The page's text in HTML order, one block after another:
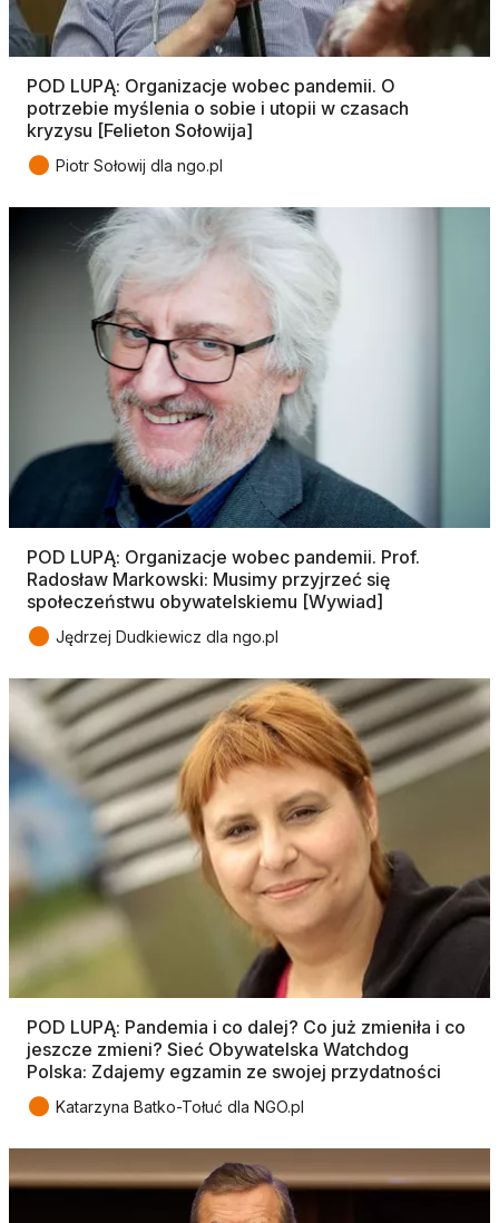
POD LUPĄ: Organizacje wobec pandemii. O
potrzebie myślenia o sobie i utopii w czasach
kryzysu [Felieton Sołowija]
● Piotr Sołowij dla ngo.pl
POD LUPĄ: Organizacje wobec pandemii. Prof.
Radosław Markowski: Musimy przyjrzeć się
społeczeństwu obywatelskiemu [Wywiad]
● Jędrzej Dudkiewicz dla ngo.pl
POD LUPĄ: Pandemia i co dalej? Co już zmieniła i co
jeszcze zmieni? Sieć Obywatelska Watchdog
Polska: Zdajemy egzamin ze swojej przydatności
● Katarzyna Batko-Tołuć dla NGO.pl